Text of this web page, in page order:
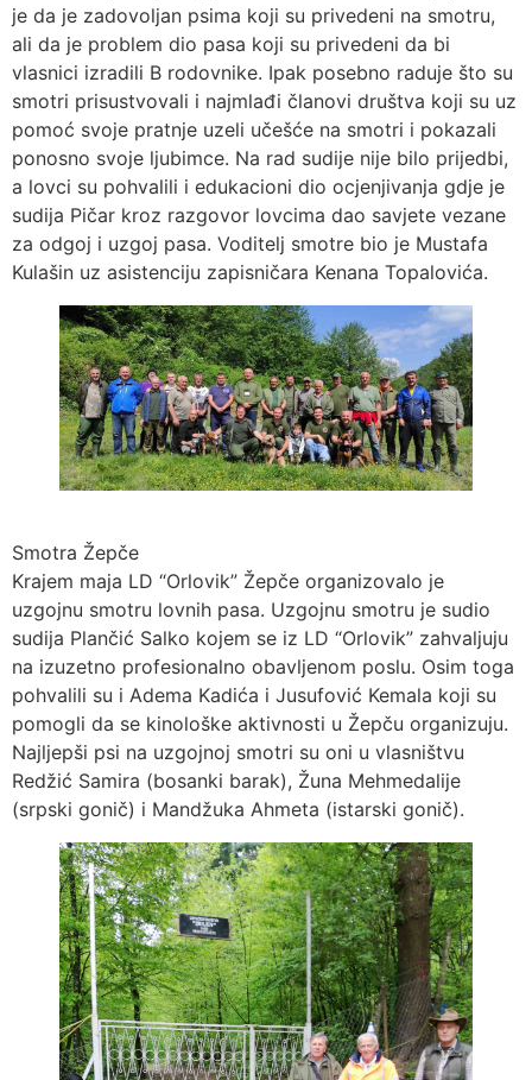
je da je zadovoljan psima koji su privedeni na smotru,
ali da je problem dio pasa koji su privedeni da bi
vlasnici izradili B rodovnike. Ipak posebno raduje što su
smotri prisustvovali i najmlađi članovi društva koji su uz
pomoć svoje pratnje uzeli učešće na smotri i pokazali
ponosno svoje ljubimce. Na rad sudije nije bilo prijedbi,
a lovci su pohvalili i edukacioni dio ocjenjivanja gdje je
sudija Pičar kroz razgovor lovcima dao savjete vezane
za odgoj i uzgoj pasa. Voditelj smotre bio je Mustafa
Kulašin uz asistenciju zapisničara Kenana Topalovića.
Smotra Žepče
Krajem maja LD “Orlovik” Žepče organizovalo je
uzgojnu smotru lovnih pasa. Uzgojnu smotru je sudio
sudija Plančić Salko kojem se iz LD “Orlovik” zahvaljuju
na izuzetno profesionalno obavljenom poslu. Osim toga
pohvalili su i Adema Kadića i Jusufović Kemala koji su
pomogli da se kinološke aktivnosti u Žepču organizuju.
Najljepši psi na uzgojnoj smotri su oni u vlasništvu
Redžić Samira (bosanki barak), Žuna Mehmedalije
(srpski gonič) i Mandžuka Ahmeta (istarski gonič).